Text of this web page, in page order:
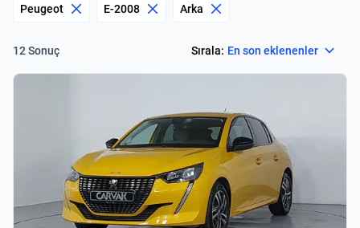
Peugeot E-2008 Arka
12 Sonuç Sırala: En son eklenenler